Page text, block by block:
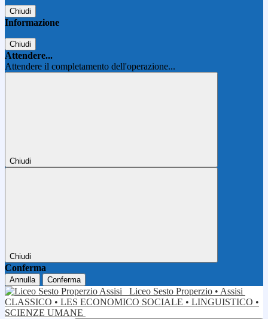
Chiudi
Informazione
Chiudi
Attendere...
Attendere il completamento dell'operazione...
Chiudi
Chiudi
Conferma
Annulla Conferma
Liceo Sesto Properzio • Assisi
CLASSICO • LES ECONOMICO SOCIALE • LINGUISTICO •
SCIENZE UMANE